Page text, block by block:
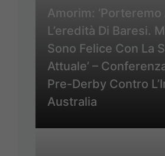
Amorim: ‘Porteremo
L’eredità Di Baresi.
Sono Felice Con La
Attuale’ –
Pre-Derby Contro
Australia